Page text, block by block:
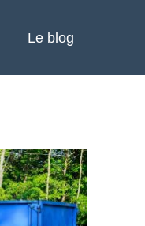
Le blog